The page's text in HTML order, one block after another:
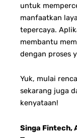
untuk
manfaatkan
tepercaya.
membantu
dengan proses
Yuk, mulai
sekarang juga
kenyataan!
Singa Fintech,